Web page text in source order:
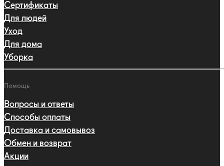
Сертификаты
Для людей
Уход
Для дома
Уборка
Помощь
Вопросы и ответы
Способы оплаты
Доставка и самовывоз
Обмен и возврат
Акции